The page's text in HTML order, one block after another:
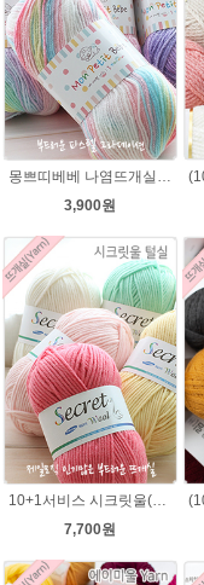
몽쁘띠베베 나염뜨개실 유아 뜨개질실 손뜨개 그라데이션 털실
3,900원
7,700원